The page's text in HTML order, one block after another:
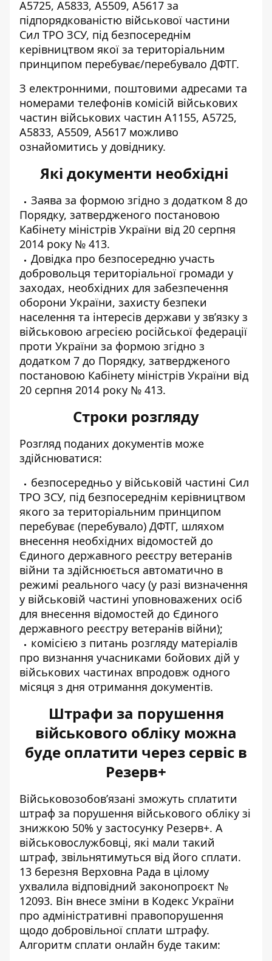
А5725, А5833, А5509, А5617 за
підпорядкованістю військової частини
Сил ТРО ЗСУ, під безпосереднім
керівництвом якої за територіальним
принципом перебуває/перебувало ДФТГ.
З електронними, поштовими адресами та
номерами телефонів комісій військових
частин військових частин А1155, А5725,
А5833, А5509, А5617 можливо
ознайомитись у довіднику.
Які документи необхідні
Заява за формою згідно з додатком 8 до
Порядку, затвердженого постановою
Кабінету міністрів України від 20 серпня
2014 року № 413.
Довідка про безпосередню участь
добровольця територіальної громади у
заходах, необхідних для забезпечення
оборони України, захисту безпеки
населення та інтересів держави у зв’язку з
військовою агресією російської федерації
проти України за формою згідно з
додатком 7 до Порядку, затвердженого
постановою Кабінету міністрів України від
20 серпня 2014 року № 413.
Строки розгляду
Розгляд поданих документів може
здійснюватися:
безпосередньо у військовій частині Сил
ТРО ЗСУ, під безпосереднім керівництвом
якого за територіальним принципом
перебуває (перебувало) ДФТГ, шляхом
внесення необхідних відомостей до
Єдиного державного реєстру ветеранів
війни та здійснюється автоматично в
режимі реального часу (у разі визначення
у військовій частині уповноважених осіб
для внесення відомостей до Єдиного
державного реєстру ветеранів війни);
комісією з питань розгляду матеріалів
про визнання учасниками бойових дій у
військових частинах впродовж одного
місяця з дня отримання документів.
Штрафи за порушення
військового обліку можна
буде оплатити через сервіс в
Резерв+
Військовозобов’язані зможуть сплатити
штраф за порушення військового обліку зі
знижкою 50% у застосунку Резерв+. А
військовослужбовці, які мали такий
штраф, звільнятимуться від його сплати.
13 березня Верховна Рада в цілому
ухвалила відповідний законопроєкт №
12093. Він внесе зміни в Кодекс України
про адміністративні правопорушення
щодо добровільної сплати штрафу.
Алгоритм сплати онлайн буде таким: